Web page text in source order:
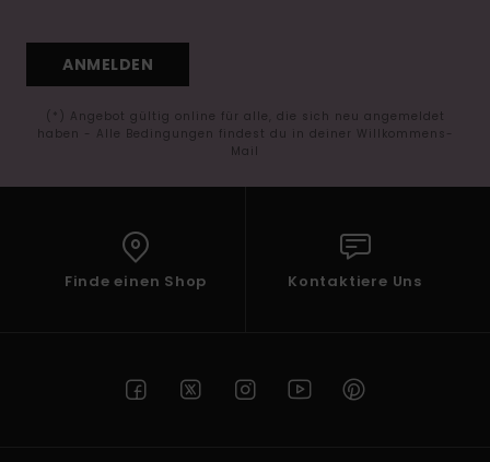
ANMELDEN
(*) Angebot gültig online für alle, die sich neu angemeldet
haben - Alle Bedingungen findest du in deiner Willkommens-
Mail
Finde einen Shop Kontaktiere Uns